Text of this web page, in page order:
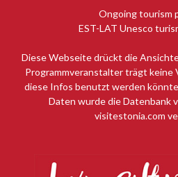
Ongoing tourism
EST-LAT Unesco
Diese Webseite drückt die
Programmveranstalter trägt keine
diese Infos benutzt werden
Daten wurde die Datenbank
visitestonia.com